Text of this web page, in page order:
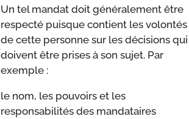
Un tel mandat doit généralement être
respecté puisque contient les volontés
de cette personne sur les décisions qui
doivent être prises à son sujet. Par
exemple :
le nom, les pouvoirs et les
responsabilités des mandataires